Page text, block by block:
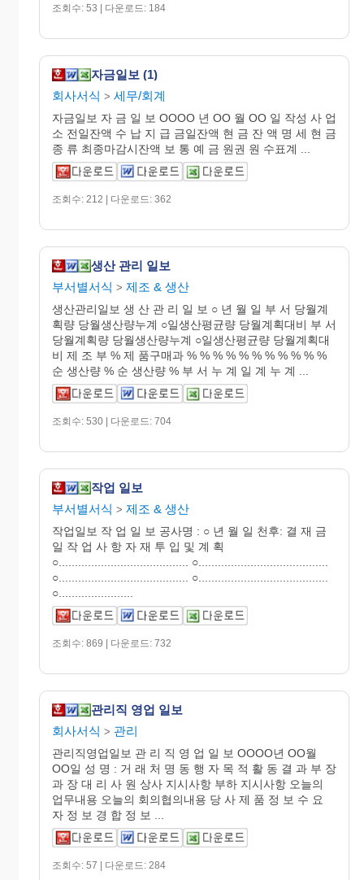
조회수: 53 | 다운로드: 184
자금일보 (1)
회사서식 > 세무/회계
자금일보 자 금 일 보 OOOO 년 OO 월 OO 일 작성 사 업
소 전일잔액 수 납 지 급 금일잔액 현 금 잔 액 명 세 현 금
종 류 최종마감시잔액 보 통 예 금 원권 원 수표계 ...
조회수: 212 | 다운로드: 362
생산 관리 일보
부서별서식 > 제조 & 생산
생산관리일보 생 산 관 리 일 보 ○ 년 월 일 부 서 당월계
획량 당월생산량누계 ○일생산평균량 당월계획대비 부 서
당월계획량 당월생산량누계 ○일생산평균량 당월계획대
비 제 조 부 % 제 품구매과 % % % % % % % % % % %
순 생산량 % 순 생산량 % 부 서 누 계 일 계 누 계 ...
조회수: 530 | 다운로드: 704
작업 일보
부서별서식 > 제조 & 생산
작업일보 작 업 일 보 공사명 : ○ 년 월 일 천후: 결 재 금
일 작 업 사 항 자 재 투 입 및 계 획
○........................................ ○........................................
○........................................ ○........................................
○.......................
조회수: 869 | 다운로드: 732
관리직 영업 일보
회사서식 > 관리
관리직영업일보 관 리 직 영 업 일 보 OOOO년 OO월
OO일 성 명 : 거 래 처 명 동 행 자 목 적 활 동 결 과 부 장
과 장 대 리 사 원 상사 지시사항 부하 지시사항 오늘의
업무내용 오늘의 회의협의내용 당 사 제 품 정 보 수 요
자 정 보 경 합 정 보 ...
조회수: 57 | 다운로드: 284